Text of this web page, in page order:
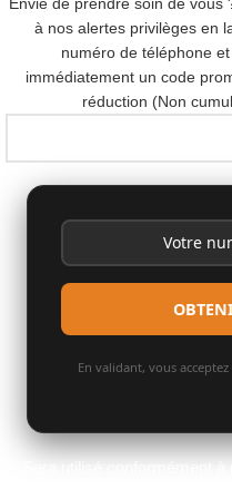
à nos alertes privilèges en
numéro de téléphone
immédiatement un code
réduction (Non
En validant, vous